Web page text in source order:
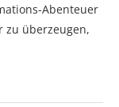
Abenteuer
zu überzeugen,